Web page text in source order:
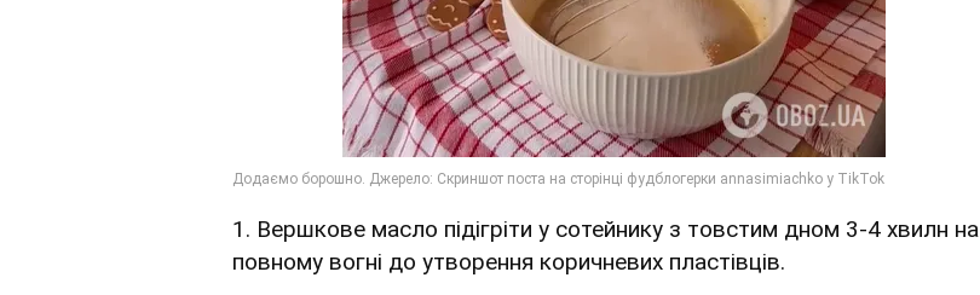
1. Вершкове масло підігріти у сотейнику з товстим дном 3-4 хвилн на
повному вогні до утворення коричневих пластівців.